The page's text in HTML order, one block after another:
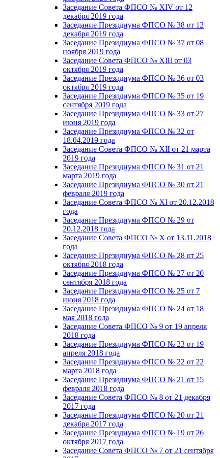
Заседание Совета ФПСО № XIV от 12
декабря 2019 года
Заседание Президиума ФПСО № 38 от 12
декабря 2019 года
Заседание Президиума ФПСО № 37 от 08
ноября 2019 года
Заседание Совета ФПСО № XIII от 03
октября 2019 года
Заседание Президиума ФПСО № 36 от 03
октября 2019 года
Заседание Президиума ФПСО № 35 от 19
сентября 2019 года
Заседание Президиума ФПСО № 33 от 27
июня 2019 года
Заседание Президиума ФПСО № 32 от
18.04.2019 года
Заседание Совета ФПСО № XII от 21 марта
2019 года
Заседание Президиума ФПСО № 31 от 21
марта 2019 года
Заседание Президиума ФПСО № 30 от 21
февраля 2019 года
Заседание Совета ФПСО № XI от 20.12.2018
года
Заседание Президиума ФПСО № 29 от
20.12.2018 года
Заседание Совета ФПСО № X от 13.11.2018
года
Заседание Президиума ФПСО № 28 от 25
октября 2018 года
Заседание Президиума ФПСО № 27 от 20
сентября 2018 года
Заседание Президиума ФПСО № 25 от 7
июня 2018 года
Заседание Президиума ФПСО № 24 от 18
мая 2018 года
Заседание Совета ФПСО № 9 от 19 апреля
2018 года
Заседание Президиума ФПСО № 23 от 19
апреля 2018 года
Заседание Президиума ФПСО № 22 от 22
марта 2018 года
Заседание Президиума ФПСО № 21 от 15
февраля 2018 года
Заседание Совета ФПСО № 8 от 21 декабря
2017 года
Заседание Президиума ФПСО № 20 от 21
декабря 2017 года
Заседание Президиума ФПСО № 19 от 26
октября 2017 года
Заседание Совета ФПСО № 7 от 21 сентября